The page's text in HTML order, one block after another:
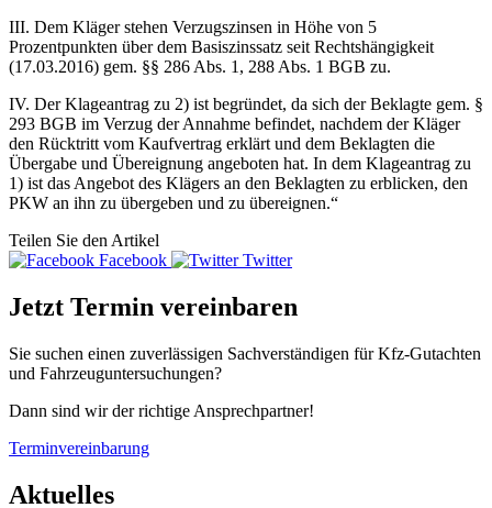
III. Dem Kläger stehen Verzugszinsen in Höhe von 5
Prozentpunkten über dem Basiszinssatz seit Rechtshängigkeit
(17.03.2016) gem. §§ 286 Abs. 1, 288 Abs. 1 BGB zu.
IV. Der Klageantrag zu 2) ist begründet, da sich der Beklagte gem. §
293 BGB im Verzug der Annahme befindet, nachdem der Kläger
den Rücktritt vom Kaufvertrag erklärt und dem Beklagten die
Übergabe und Übereignung angeboten hat. In dem Klageantrag zu
1) ist das Angebot des Klägers an den Beklagten zu erblicken, den
PKW an ihn zu übergeben und zu übereignen.“
Teilen Sie den Artikel
Facebook
Twitter
Jetzt Termin vereinbaren
Sie suchen einen zuverlässigen Sachverständigen für Kfz-Gutachten
und Fahrzeuguntersuchungen?
Dann sind wir der richtige Ansprechpartner!
Terminvereinbarung
Aktuelles